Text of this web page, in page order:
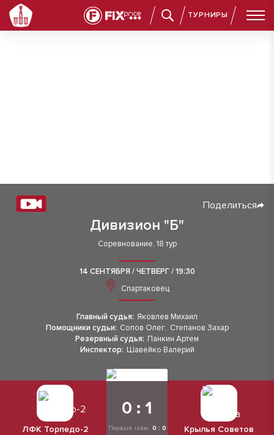
ТУРНИРЫ
Дивизион "Б"
Поделиться
Соревнование. 18 тур
14 СЕНТЯБРЯ / ЧЕТВЕРГ / 19:30
Спартаковец
Главный судья: Яковлев Михаил
Помощники судьи: Сопов Олег, Степанов Захар
Резервный судья: Панкин Артем
Инспектор: Шавейко Валерий
ЛФК Торпедо-2
0 : 1
Первый тайм: 0 : 0 Крылья Советов